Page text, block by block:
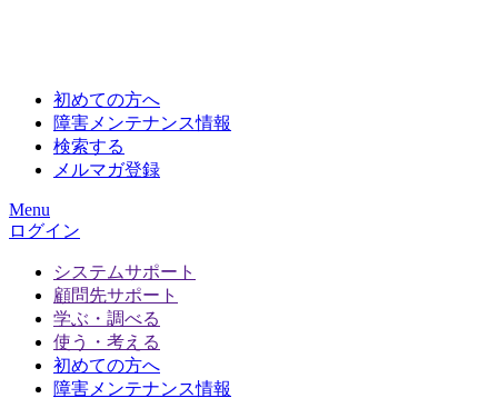
初めての方へ
障害メンテナンス情報
検索する
メルマガ登録
Menu
ログイン
システムサポート
顧問先サポート
学ぶ・調べる
使う・考える
初めての方へ
障害メンテナンス情報